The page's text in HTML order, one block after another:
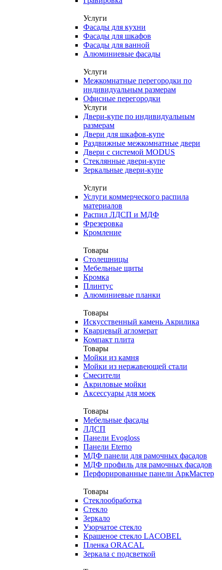
Услуги
Фасады для кухни
Фасады для шкафов
Фасады для ванной
Алюминиевые фасады
Услуги
Межкомнатные перегородки по
индивидуальным размерам
Офисные перегородки
Услуги
Двери-купе по индивидуальным
размерам
Двери для шкафов-купе
Раздвижные межкомнатные двери
Двери с системой MODUS
Стеклянные двери-купе
Зеркальные двери-купе
Услуги
Услуги коммерческого распила
материалов
Распил ЛДСП и МДФ
Фрезеровка
Кромление
Товары
Столешницы
Мебельные щиты
Кромка
Плинтус
Алюминиевые планки
Товары
Искусственный камень Акрилика
Кварцевый агломерат
Компакт плита
Товары
Мойки из камня
Мойки из нержавеющей стали
Смесители
Акриловые мойки
Аксессуары для моек
Товары
Мебельные фасады
ЛДСП
Панели Evogloss
Панели Eterno
МДФ панели для рамочных фасадов
МДФ профиль для рамочных фасадов
Перфорированные панели АркМастер
Товары
Стеклообработка
Стекло
Зеркало
Узорчатое стекло
Крашеное стекло LACOBEL
Пленка ORACAL
Зеркала с подсветкой